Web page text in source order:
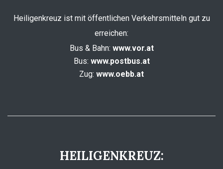
Heiligenkreuz ist mit öffentlichen Verkehrsmitteln gut zu
erreichen:
Bus & Bahn: www.vor.at
Bus: www.postbus.at
Zug: www.oebb.at
HEILIGENKREUZ: